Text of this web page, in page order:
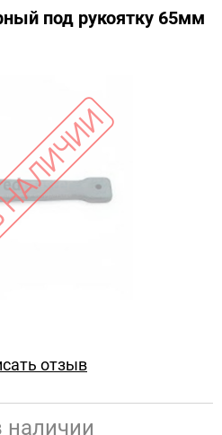
под рукоятку 65мм
отзыв
наличии